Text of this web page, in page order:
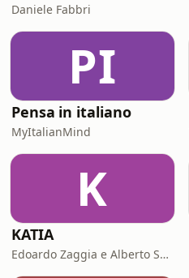
Daniele Fabbri
PI
Pensa in italiano
MyItalianMind
K
KATIA
Edoardo Zaggia e Alberto Sacco